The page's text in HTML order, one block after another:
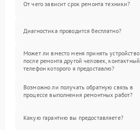
От чего зависит срок ремонта техники?
Диагностика проводится бесплатно?
Может ли вместо меня принять устройство
после ремонта другой человек, контактный
телефон которого я предоставлю?
Возможно ли получать обратную связь в
процессе выполнения ремонтных работ?
Какую гарантию вы предоставляете?